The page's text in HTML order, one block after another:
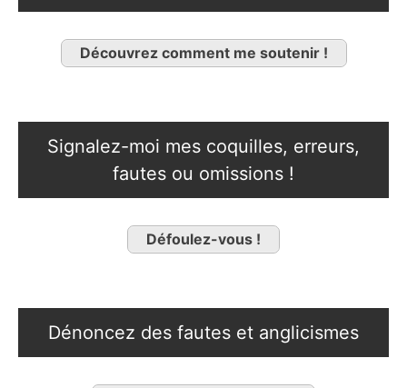
Découvrez comment me soutenir !
Signalez-moi mes coquilles, erreurs,
fautes ou omissions !
Défoulez-vous !
Dénoncez des fautes et anglicismes